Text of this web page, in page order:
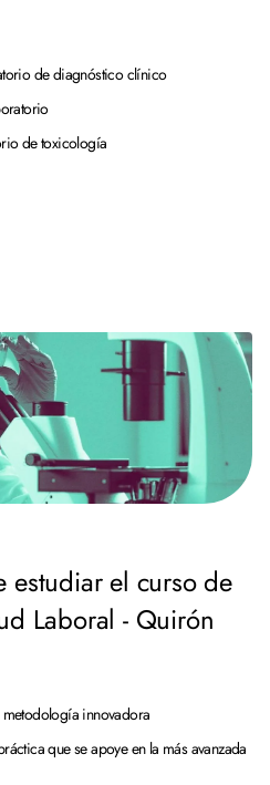
de diagnóstico clínico
de toxicología
estudiar el curso de
Laboral - Quirón
metodología innovadora
que se apoye en la más avanzada